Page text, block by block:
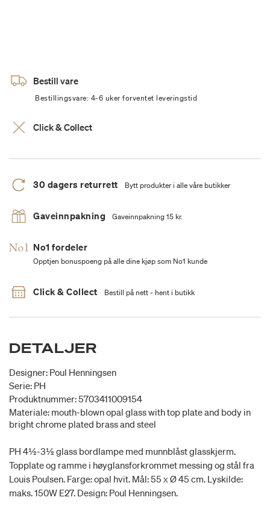
Bestill vare
Bestillingsvare: 4-6 uker forventet leveringstid
Click & Collect
30 dagers returrett Bytt produkter i alle våre butikker
Gaveinnpakning Gaveinnpakning 15 kr.
No1 fordeler
Opptjen bonuspoeng på alle dine kjøp som No1 kunde
Click & Collect Bestill på nett - hent i butikk
DETALJER
Designer: Poul Henningsen
Serie: PH
Produktnummer: 5703411009154
Materiale: mouth-blown opal glass with top plate and body in
bright chrome plated brass and steel
PH 4½-3½ glass bordlampe med munnblåst glasskjerm.
Topplate og ramme i høyglansforkrommet messing og stål fra
Louis Poulsen. Farge: opal hvit. Mål: 55 x Ø 45 cm. Lyskilde:
maks. 150W E27. Design: Poul Henningsen.